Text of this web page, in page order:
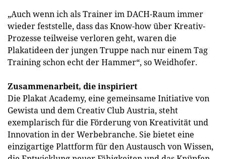
„Auch wenn ich als Trainer im DACH-Raum immer
wieder feststelle, dass das Know-how über Kreativ-
Prozesse teilweise verloren geht, waren die
Plakatideen der jungen Truppe nach nur einem Tag
Training schon echt der Hammer“, so Weidhofer.
Zusammenarbeit, die inspiriert
Die Plakat Academy, eine gemeinsame Initiative von
Gewista und dem Creativ Club Austria, steht
exemplarisch für die Förderung von Kreativität und
Innovation in der Werbebranche. Sie bietet eine
einzigartige Plattform für den Austausch von Wissen,